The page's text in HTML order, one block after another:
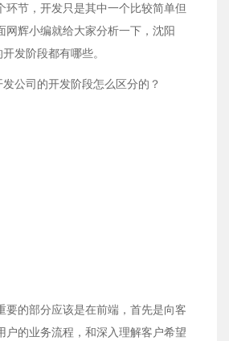
环节，开发只是其中一个比较简单但
网辉小编就给大家分析一下，沈阳
发阶段都有哪些。
的部分应该是在前端，首先是向客
户的业务流程，和深入理解客户希望